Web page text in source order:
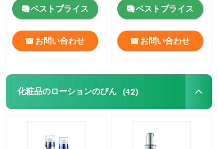
ベストプライス
お問い合わせ
ベストプライス
お問い合わせ
化粧品のローションのびん (42)